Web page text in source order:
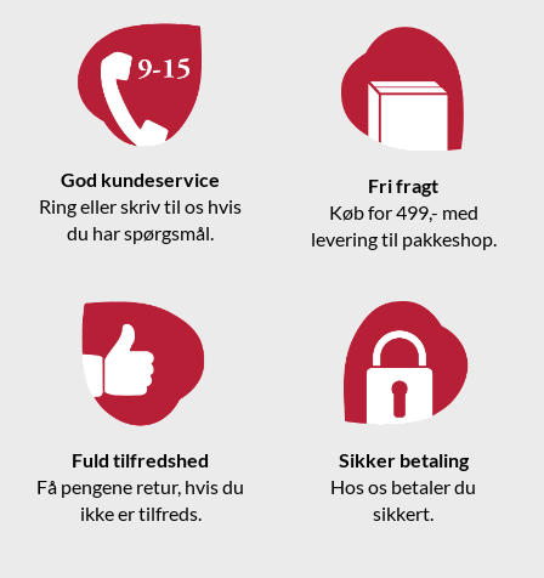
God kundeservice
Ring eller skriv til os hvis
du har spørgsmål.
Fri fragt
Køb for 499,- med
levering til pakkeshop.
Fuld tilfredshed
Få pengene retur, hvis du
ikke er tilfreds.
Sikker betaling
Hos os betaler du
sikkert.